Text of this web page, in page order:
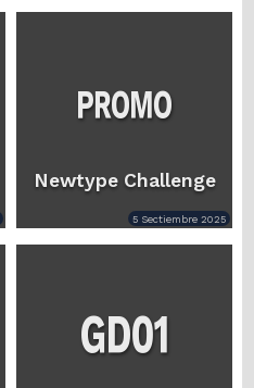
Newtype Challenge
5 Sectiembre 2025